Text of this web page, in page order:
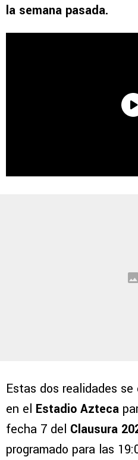
la semana pasada.
Estas dos realidades
en el Estadio Azteca
fecha 7 del Clausura
programado para las